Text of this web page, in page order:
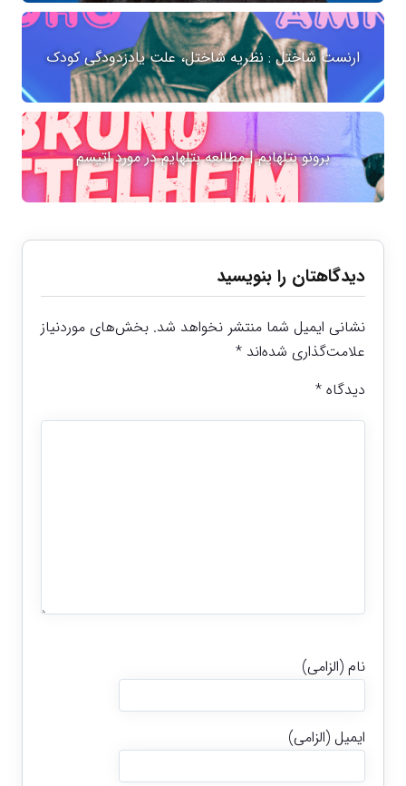
ارنست شاختل : نظریه شاختل، علت یادزدودگی کودک
برونو بتلهایم | مطالعه بتلهایم در مورد اتیسم
دیدگاهتان را بنویسید
نشانی ایمیل شما منتشر نخواهد شد. بخش‌های موردنیاز
علامت‌گذاری شده‌اند*
دیدگاه*
نام (الزامی)
ایمیل (الزامی)